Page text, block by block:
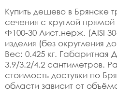
Купить дешево в Брянске
сечения с круглой
Ф100-30 Лист.нерж. (AISI
изделия (без округления
Вес: 0.425 кг.
3.9/3.2/4.2 сантиметров.
стоимость достувки по
области зависит от